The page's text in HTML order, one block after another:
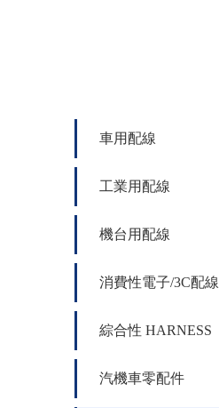
車用配線
工業用配線
機台用配線
消費性電子/3C配線
綜合性 HARNESS
汽機車零配件